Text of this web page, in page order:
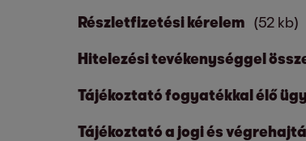
Részletfizetési kérelem (52 kb)
Hitelezési tevékenységgel
Tájékoztató fogyatékkal élő
Tájékoztató a jogi és